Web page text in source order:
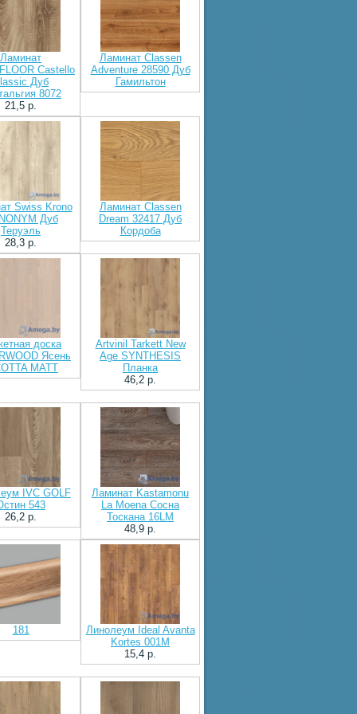
Ламинат
Castello
Дуб
8072
21,5 p.
Ламинат Classen
Adventure 28590 Дуб
Гамильтон
Swiss Krono
Дуб
Теруэль
28,3 p.
Ламинат Classen
Dream 32417 Дуб
Кордоба
доска
Ясень
MATT
Artvinil Tarkett New
Age SYNTHESIS
Планка
46,2 p.
IVC GOLF
543
26,2 p.
Ламинат Kastamonu
La Moena Сосна
Тоскана 16LM
48,9 p.
181
Линолеум Ideal Avanta
Kortes 001M
15,4 p.